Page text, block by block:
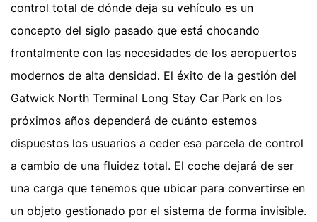
control total de dónde deja su vehículo es un
concepto del siglo pasado que está chocando
frontalmente con las necesidades de los aeropuertos
modernos de alta densidad. El éxito de la gestión del
Gatwick North Terminal Long Stay Car Park en los
próximos años dependerá de cuánto estemos
dispuestos los usuarios a ceder esa parcela de control
a cambio de una fluidez total. El coche dejará de ser
una carga que tenemos que ubicar para convertirse en
un objeto gestionado por el sistema de forma invisible.